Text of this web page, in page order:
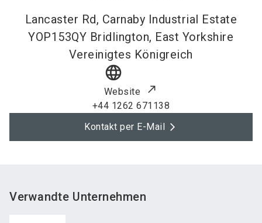
Lancaster Rd, Carnaby Industrial Estate
YOP153QY Bridlington, East Yorkshire
Vereinigtes Königreich
language
Website
+44 1262 671138
Kontakt per E-Mail
Verwandte Unternehmen